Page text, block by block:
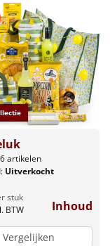
artikelen
Uitverkocht
stuk
BTW Inhoud
Vergelijken